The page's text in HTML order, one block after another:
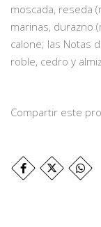
moscada, reseda
marinas, durazno
calone; las Notas
roble, cedro y
Compartir este